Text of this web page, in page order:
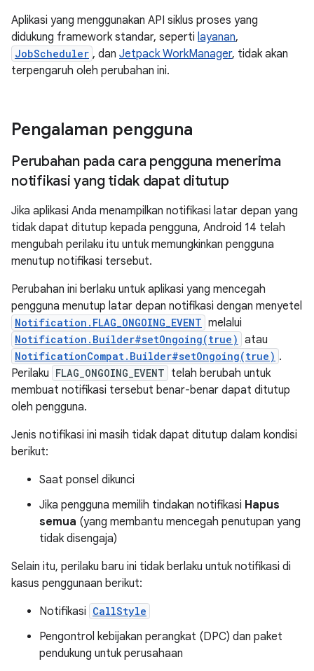
Aplikasi yang menggunakan API siklus proses yang
didukung framework standar, seperti layanan,
JobScheduler , dan Jetpack WorkManager, tidak akan
terpengaruh oleh perubahan ini.
Pengalaman pengguna
Perubahan pada cara pengguna menerima
notifikasi yang tidak dapat ditutup
Jika aplikasi Anda menampilkan notifikasi latar depan yang
tidak dapat ditutup kepada pengguna, Android 14 telah
mengubah perilaku itu untuk memungkinkan pengguna
menutup notifikasi tersebut.
Perubahan ini berlaku untuk aplikasi yang mencegah
pengguna menutup latar depan notifikasi dengan menyetel
Notification.FLAG_ONGOING_EVENT melalui
Notification.Builder#setOngoing(true) atau
NotificationCompat.Builder#setOngoing(true) .
Perilaku FLAG_ONGOING_EVENT telah berubah untuk
membuat notifikasi tersebut benar-benar dapat ditutup
oleh pengguna.
Jenis notifikasi ini masih tidak dapat ditutup dalam kondisi
berikut:
Saat ponsel dikunci
Jika pengguna memilih tindakan notifikasi Hapus
semua (yang membantu mencegah penutupan yang
tidak disengaja)
Selain itu, perilaku baru ini tidak berlaku untuk notifikasi di
kasus penggunaan berikut:
Notifikasi CallStyle
Pengontrol kebijakan perangkat (DPC) dan paket
pendukung untuk perusahaan